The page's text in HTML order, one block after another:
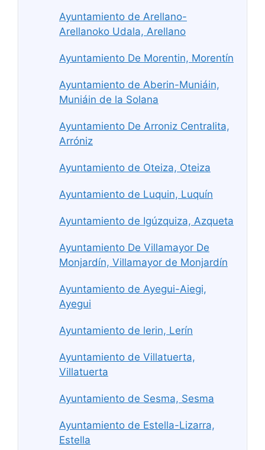
Ayuntamiento de Arellano-
Arellanoko Udala, Arellano
Ayuntamiento De Morentin, Morentín
Ayuntamiento de Aberin-Muniáin,
Muniáin de la Solana
Ayuntamiento De Arroniz Centralita,
Arróniz
Ayuntamiento de Oteiza, Oteiza
Ayuntamiento de Luquin, Luquín
Ayuntamiento de Igúzquiza, Azqueta
Ayuntamiento De Villamayor De
Monjardín, Villamayor de Monjardín
Ayuntamiento de Ayegui-Aiegi,
Ayegui
Ayuntamiento de lerin, Lerín
Ayuntamiento de Villatuerta,
Villatuerta
Ayuntamiento de Sesma, Sesma
Ayuntamiento de Estella-Lizarra,
Estella